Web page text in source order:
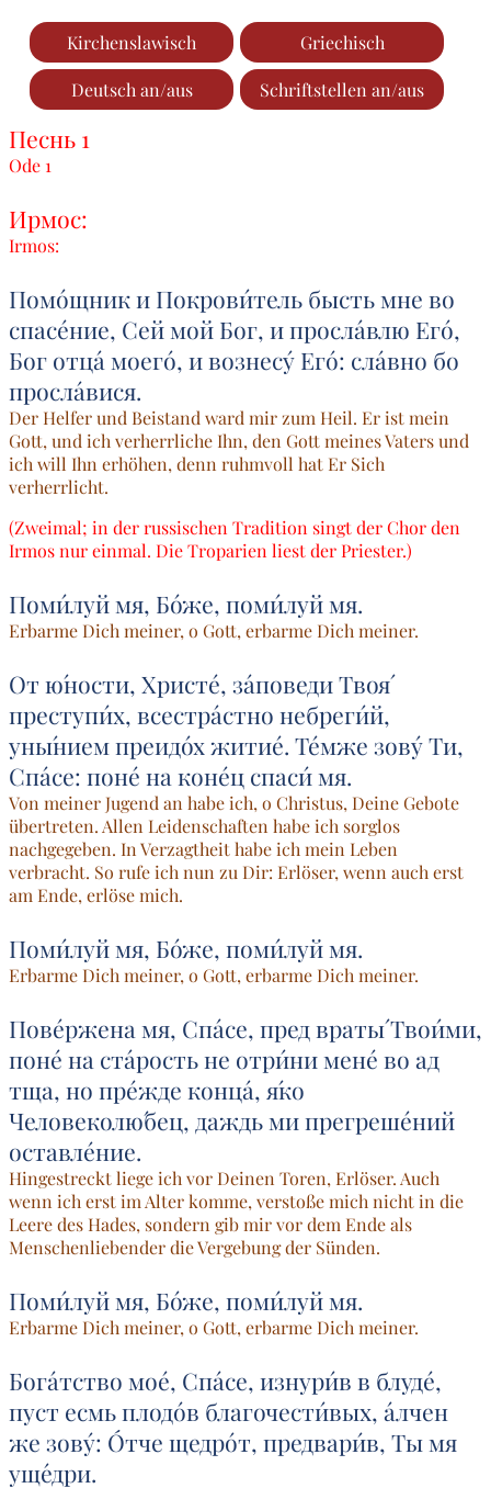
Kirchenslawisch Griechisch
Deutsch an/aus Schriftstellen an/aus
Песнь 1
Ode 1
Ирмос:
Irmos:
Помо́щник и Покрови́тель бысть мне во
спасе́ние, Сей мой Бог, и просла́влю Его́,
Бог отца́ моего́, и вознесу́ Его́: сла́вно бо
просла́вися.
Der Helfer und Beistand ward mir zum Heil. Er ist mein
Gott, und ich verherrliche Ihn, den Gott meines Vaters und
ich will Ihn erhöhen, denn ruhmvoll hat Er Sich
verherrlicht.
(Zweimal; in der russischen Tradition singt der Chor den
Irmos nur einmal. Die Troparien liest der Priester.)
Поми́луй мя, Бо́же, поми́луй мя.
Erbarme Dich meiner, o Gott, erbarme Dich meiner.
От ю́ности, Христе́, за́поведи Твоя́
преступи́х, всестра́стно небреги́й,
уны́нием преидо́х житие́. Те́мже зову́ Ти,
Спа́се: поне́ на коне́ц спаси́ мя.
Von meiner Jugend an habe ich, o Christus, Deine Gebote
übertreten. Allen Leidenschaften habe ich sorglos
nachgegeben. In Verzagtheit habe ich mein Leben
verbracht. So rufe ich nun zu Dir: Erlöser, wenn auch erst
am Ende, erlöse mich.
Поми́луй мя, Бо́же, поми́луй мя.
Erbarme Dich meiner, o Gott, erbarme Dich meiner.
Пове́ржена мя, Спа́се, пред враты́ Твои́ми,
поне́ на ста́рость не отри́ни мене́ во ад
тща, но пре́жде конца́, я́ко
Человеколю́бец, даждь ми прегреше́ний
оставле́ние.
Hingestreckt liege ich vor Deinen Toren, Erlöser. Auch
wenn ich erst im Alter komme, verstoße mich nicht in die
Leere des Hades, sondern gib mir vor dem Ende als
Menschenlieben­der die Vergebung der Sünden.
Поми́луй мя, Бо́же, поми́луй мя.
Erbarme Dich meiner, o Gott, erbarme Dich meiner.
Бога́тство мое́, Спа́се, изнури́в в блуде́,
пуст есмь плодо́в благочести́вых, а́лчен
же зову́: О́тче щедро́т, предвари́в, Ты мя
уще́дри.